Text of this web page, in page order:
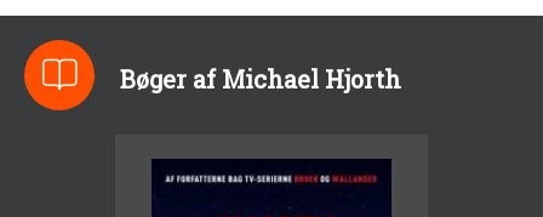
Bøger af Michael Hjorth